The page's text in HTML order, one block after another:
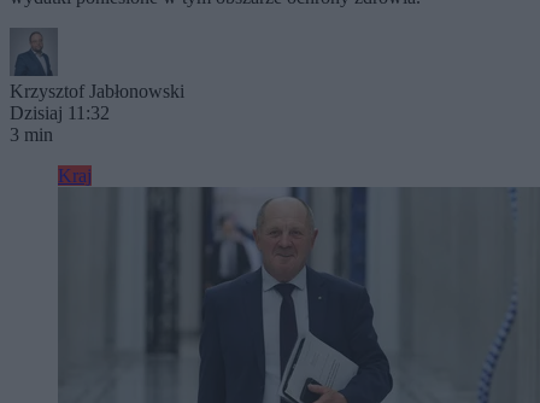
Krzysztof Jabłonowski
Dzisiaj 11:32
3 min
Kraj